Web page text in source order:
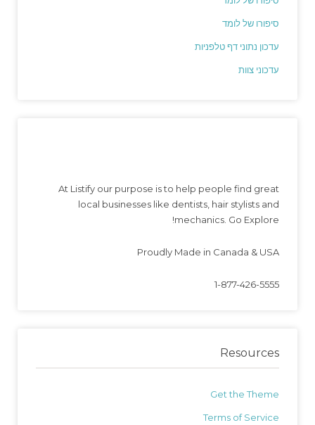
סיפורו של לומד
עדכון נתוני דף טלפניות
עדכוני צוות
At Listify our purpose is to help people find great
local businesses like dentists, hair stylists and
mechanics. Go Explore!
Proudly Made in Canada & USA
1-877-426-5555
Resources
Get the Theme
Terms of Service